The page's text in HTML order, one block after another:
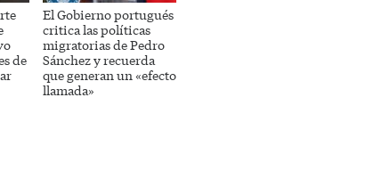
de
El Gobierno portugués
critica las políticas
migratorias de Pedro
Sánchez y recuerda
que generan un «efecto
llamada»